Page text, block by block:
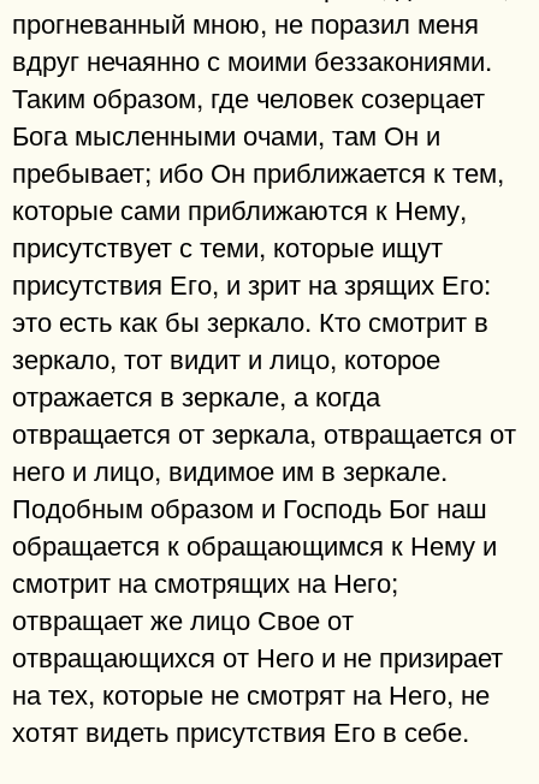
прогневанный мною, не поразил меня
вдруг нечаянно с моими беззакониями.
Таким образом, где человек созерцает
Бога мысленными очами, там Он и
пребывает; ибо Он приближается к тем,
которые сами приближаются к Нему,
присутствует с теми, которые ищут
присутствия Его, и зрит на зрящих Его:
это есть как бы зеркало. Кто смотрит в
зеркало, тот видит и лицо, которое
отражается в зеркале, а когда
отвращается от зеркала, отвращается от
него и лицо, видимое им в зеркале.
Подобным образом и Господь Бог наш
обращается к обращающимся к Нему и
смотрит на смотрящих на Него;
отвращает же лицо Свое от
отвращающихся от Него и не призирает
на тех, которые не смотрят на Него, не
хотят видеть присутствия Его в себе.